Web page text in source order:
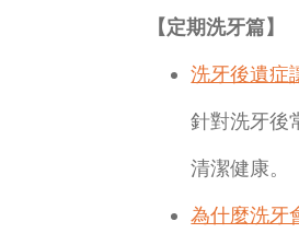
【定期洗牙篇】
洗牙後遺症
針對洗牙後
清潔健康。
為什麼洗牙